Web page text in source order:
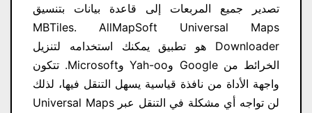
تصدير جميع المربعات إلى قاعدة بيانات بتنسيق
MBTiles. AllMapSoft Universal Maps
Downloader هو تطبيق يمكنك استخدامه لتنزيل
الخرائط من Google وYah-oo وMicrosoft. تتكون
واجهة الأداة من نافذة قياسية يسهل التنقل فيها، لذلك
لن تواجه أي مشكلة في التنقل عبر Universal Maps